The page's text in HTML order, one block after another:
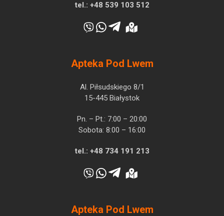
tel.: +48 539 103 512
Apteka Pod Lwem
Al. Piłsudskiego 8/1
15-445 Białystok
Pn. – Pt.: 7:00 – 20:00
Sobota: 8:00 – 16:00
tel.: +48 734 191 213
Apteka Pod Lwem